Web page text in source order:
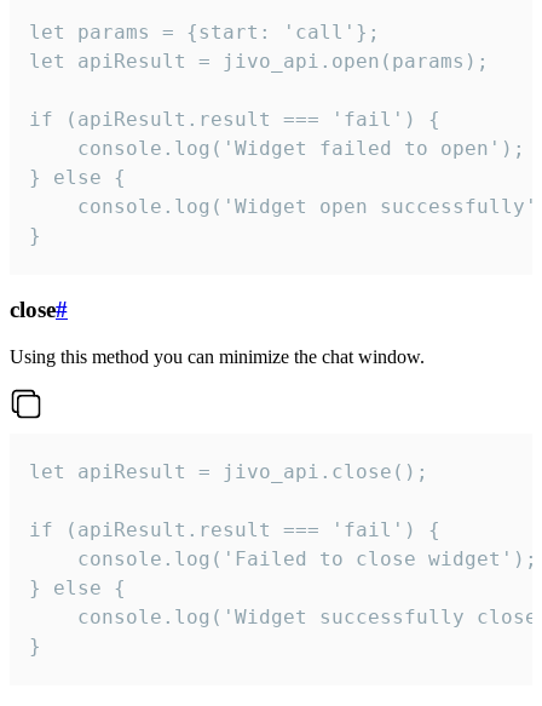
let params = {start: 'call'};
let apiResult = jivo_api.open(params);
if (apiResult.result === 'fail') {
    console.log('Widget failed to open');
} else {
console.log('Widget open
}
close#
Using this method you can minimize the chat window.
let apiResult = jivo_api.close();
if (apiResult.result === 'fail') {
    console.log('Failed to close widget');
} else {
console.log('Widget successfully
}